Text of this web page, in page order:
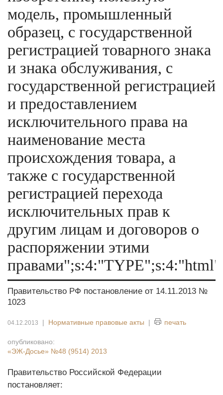
модель, промышленный
образец, с государственной
регистрацией товарного знака
и знака обслуживания, с
государственной регистрацией
и предоставлением
исключительного права на
наименование места
происхождения товара, а
также с государственной
регистрацией перехода
исключительных прав к
другим лицам и договоров о
распоряжении этими
Правительство РФ постановление от 14.11.2013 №
1023
04.12.2013 | Нормативные правовые акты | печать
опубликовано:
«ЭЖ-Досье» №48 (9514) 2013
Правительство Российской Федерации
постановляет: